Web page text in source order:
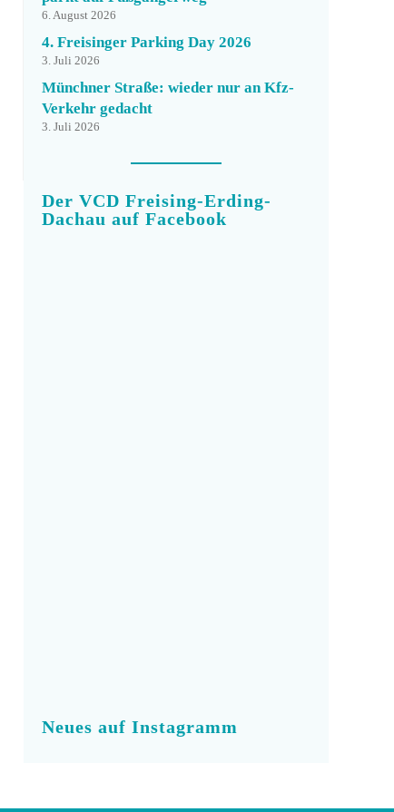
6. August 2026
4. Freisinger Parking Day 2026
3. Juli 2026
Münchner Straße: wieder nur an Kfz-
Verkehr gedacht
3. Juli 2026
Der VCD Freising-Erding-
Dachau auf Facebook
Neues auf Instagramm